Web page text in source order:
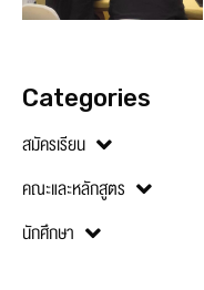
Categories
สมัครเรียน
คณะและหลักสูตร
นักศึกษา